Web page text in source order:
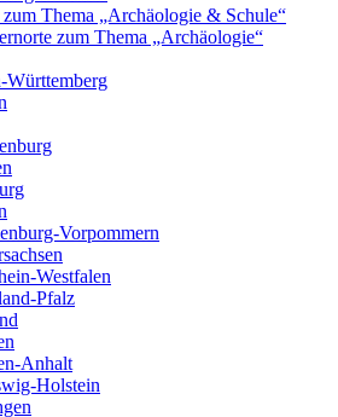
Thema „Archäologie & Schule“
zum Thema „Archäologie“
Württemberg
Vorpommern
Westfalen
Pfalz
Anhalt
Holstein